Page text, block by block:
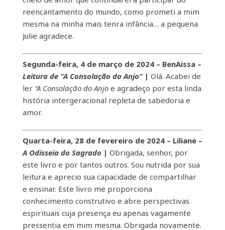
reencantamento do mundo, como prometi a mim
mesma na minha mais tenra infância… a pequena
Julie agradece.
Segunda-feira, 4 de março de 2024 – BenAissa –
Leitura de “A Consolação do Anjo”| Olá. Acabei de
ler “A Consolação do Anjoe agradeço por esta linda
história intergeracional repleta de sabedoria e
amor.
Quarta-feira, 28 de fevereiro de 2024 – Liliane –
A Odisseia do Sagrado | Obrigada, senhor, por
este livro e por tantos outros. Sou nutrida por sua
leitura e aprecio sua capacidade de compartilhar
e ensinar. Este livro me proporciona
conhecimento construtivo e abre perspectivas
espirituais cuja presença eu apenas vagamente
pressentia em mim mesma. Obrigada novamente.